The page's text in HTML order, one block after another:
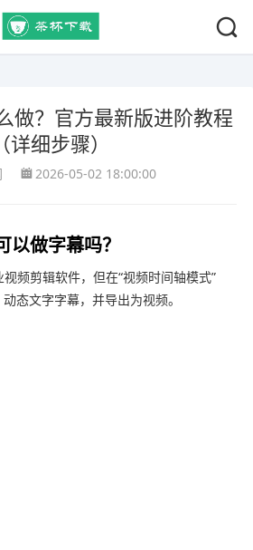
做？官方最新版进阶教程
（详细步骤）
2026-05-02 18:00:00
做字幕吗？
频剪辑软件，但在“视频时间轴模式”
态文字字幕，并导出为视频。